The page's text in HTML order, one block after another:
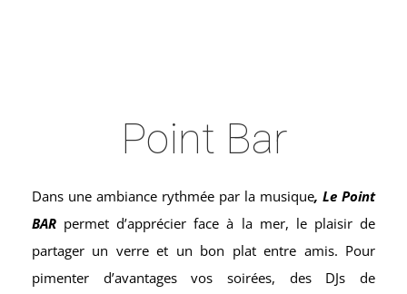
Point Bar
Dans une ambiance rythmée par la musique, Le Point
BAR permet d’apprécier face à la mer, le plaisir de
partager un verre et un bon plat entre amis. Pour
pimenter d’avantages vos soirées, des DJs de